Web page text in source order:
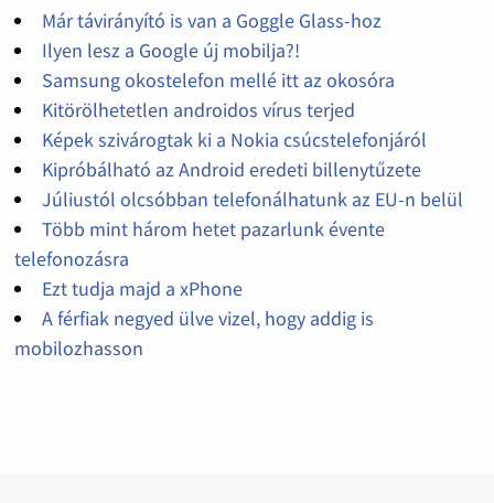
Már távirányító is van a Goggle Glass-hoz
Ilyen lesz a Google új mobilja?!
Samsung okostelefon mellé itt az okosóra
Kitörölhetetlen androidos vírus terjed
Képek szivárogtak ki a Nokia csúcstelefonjáról
Kipróbálható az Android eredeti billenytűzete
Júliustól olcsóbban telefonálhatunk az EU-n belül
Több mint három hetet pazarlunk évente
telefonozásra
Ezt tudja majd a xPhone
A férfiak negyed ülve vizel, hogy addig is
mobilozhasson